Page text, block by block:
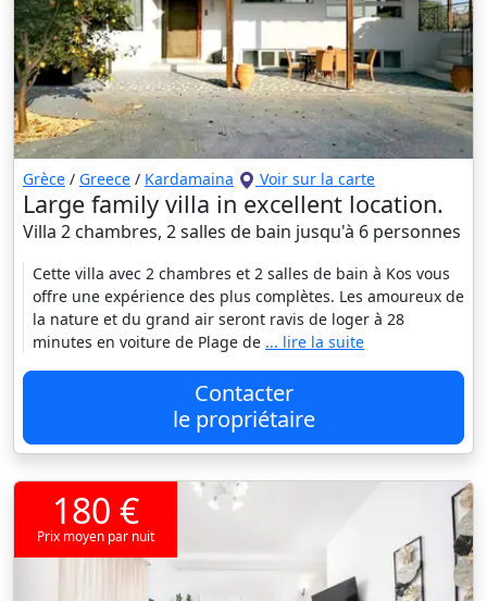
Grèce / Greece / Kardamaina Voir sur la carte
Large family villa in excellent location.
Villa 2 chambres, 2 salles de bain jusqu'à 6 personnes
Cette villa avec 2 chambres et 2 salles de bain à Kos vous
offre une expérience des plus complètes. Les amoureux de
la nature et du grand air seront ravis de loger à 28
minutes en voiture de Plage de ... lire la suite
Contacter
le propriétaire
180 €
Prix moyen par nuit